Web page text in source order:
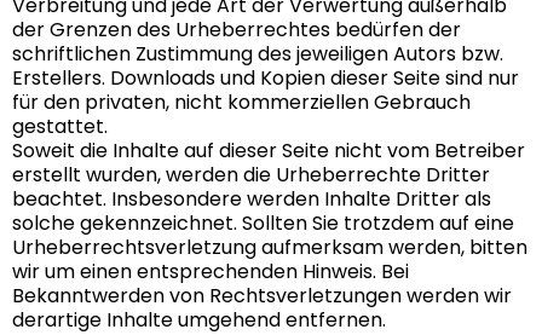
der Grenzen des Urheberrechtes bedürfen der
schriftlichen Zustimmung des jeweiligen Autors bzw.
Erstellers. Downloads und Kopien dieser Seite sind nur
für den privaten, nicht kommerziellen Gebrauch
gestattet.
Soweit die Inhalte auf dieser Seite nicht vom Betreiber
erstellt wurden, werden die Urheberrechte Dritter
beachtet. Insbesondere werden Inhalte Dritter als
solche gekennzeichnet. Sollten Sie trotzdem auf eine
Urheberrechtsverletzung aufmerksam werden, bitten
wir um einen entsprechenden Hinweis. Bei
Bekanntwerden von Rechtsverletzungen werden wir
derartige Inhalte umgehend entfernen.